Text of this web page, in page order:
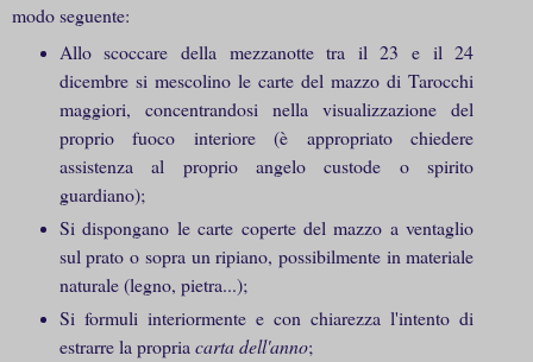
modo seguente:
Allo scoccare della mezzanotte tra il 23 e il 24
dicembre si mescolino le carte del mazzo di Tarocchi
maggiori, concentrandosi nella visualizzazione del
proprio fuoco interiore (è appropriato chiedere
assistenza al proprio angelo custode o spirito
guardiano);
Si dispongano le carte coperte del mazzo a ventaglio
sul prato o sopra un ripiano, possibilmente in materiale
naturale (legno, pietra...);
Si formuli interiormente e con chiarezza l'intento di
estrarre la propriacarta dell'anno;